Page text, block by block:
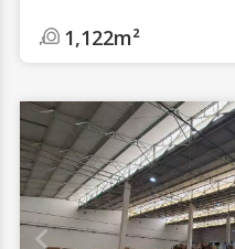
1,122m²